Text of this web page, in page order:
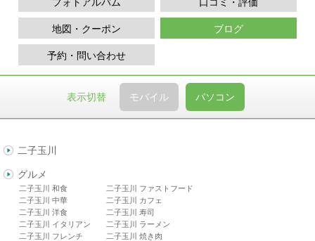
地図・クーポン ブログ
予約・問い合わせ
表示切替 モバイル パソコン
二子玉川
グルメ
二子玉川 和食
二子玉川 中華
二子玉川 洋食
二子玉川 イタリアン
二子玉川 フレンチ
二子玉川 ファストフード
二子玉川 カフェ
二子玉川 寿司
二子玉川 ラーメン
二子玉川 焼き肉